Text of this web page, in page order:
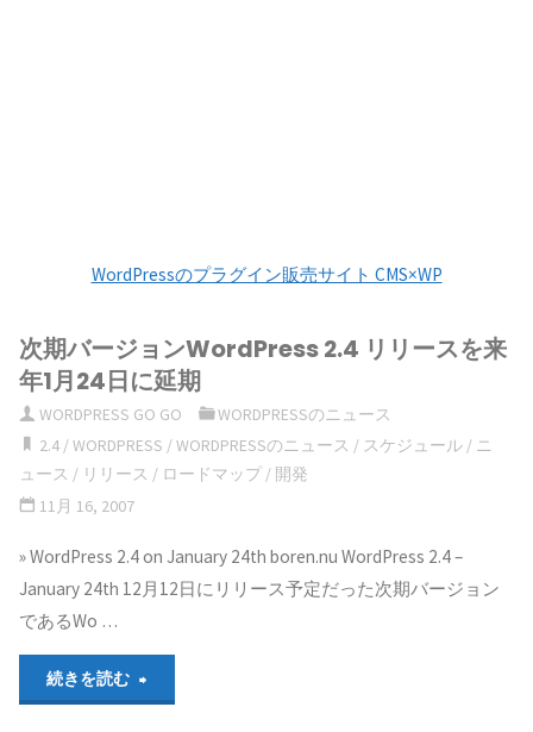
WordPressのプラグイン販売サイト CMS×WP
次期バージョンWordPress 2.4 リリースを来
年1月24日に延期
WORDPRESS GO GO
WORDPRESSのニュース
2.4/WORDPRESS /WORDPRESSのニュース / スケジュール/ ニ
ュース / リリース / ロードマップ / 開発
11月 16, 2007
» WordPress 2.4 on January 24th boren.nu WordPress 2.4 –
January 24th 12月12日にリリース予定だった次期バージョン
であるWo …
続きを読む